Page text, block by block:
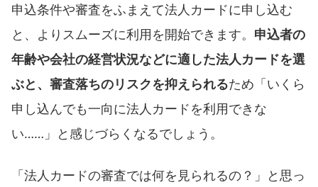
申込条件や審査をふまえて法人カードに申し込む
と、よりスムーズに利用を開始できます。 申込者の
年齢や会社の経営状況などに適した法人カードを選
ぶと、審査落ちのリスクを抑えられるため「いくら
申し込んでも一向に法人カードを利用できな
い……」と感じづらくなるでしょう。
「法人カードの審査では何を見られるの？」と思っ